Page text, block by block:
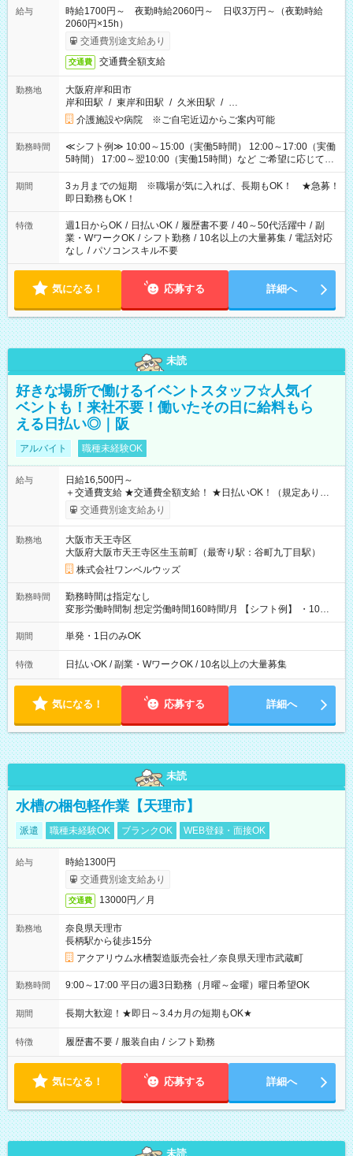
給与
時給1700円～ 夜勤時給2060円～ 日収3万円～（夜勤時給
2060円×15h）
交通費別途支給あり
交通費 交通費全額支給
勤務地
大阪府岸和田市
岸和田駅 / 東岸和田駅 / 久米田駅 / …
介護施設や病院 ※ご自宅近辺からご案内可能
勤務時間
≪シフト例≫ 10:00～15:00（実働5時間） 12:00～17:00（実働
5時間） 17:00～翌10:00（実働15時間）など ご希望に応じて、
働く時間は調整できます！ お気軽に担当へ相談ください！
期間
3ヵ月までの短期 ※職場が気に入れば、長期もOK！ ★急募！
即日勤務もOK！
特徴 週1日からOK / 日払いOK / 履歴書不要 / 40～50代活躍中 / 副
業・WワークOK / シフト勤務 / 10名以上の大量募集 / 電話対応
なし / パソコンスキル不要
気になる！ 応募する 詳細へ
未読
好きな場所で働けるイベントスタッフ☆人気イ
ベントも！来社不要！働いたその日に給料もら
える日払い◎｜阪
アルバイト 職種未経験OK
給与
日給16,500円～
＋交通費支給 ★交通費全額支給！ ★日払いOK！（規定あり） ┗
働いたその日に現金GET♪ お仕事後はコンビニATMから 日払
交通費別途支給あり
勤務地
大阪市天王寺区
大阪府大阪市天王寺区生玉前町（最寄り駅：谷町九丁目駅）
株式会社ワンベルウッズ
勤務時間
勤務時間は指定なし
変形労働時間制 想定労働時間160時間/月 【シフト例】 ・10：
00～20：00
期間 単発・1日のみOK
特徴 日払いOK / 副業・WワークOK / 10名以上の大量募集
気になる！ 応募する 詳細へ
未読
水槽の梱包軽作業【天理市】
派遣 職種未経験OK ブランクOK WEB登録・面接OK
給与
時給1300円
交通費別途支給あり
交通費 13000円／月
勤務地
奈良県天理市
長柄駅から徒歩15分
アクアリウム水槽製造販売会社／奈良県天理市武蔵町
勤務時間 9:00～17:00 平日の週3日勤務（月曜～金曜）曜日希望OK
期間 長期大歓迎！★即日～3.4カ月の短期もOK★
特徴 履歴書不要 / 服装自由 / シフト勤務
気になる！ 応募する 詳細へ
未読